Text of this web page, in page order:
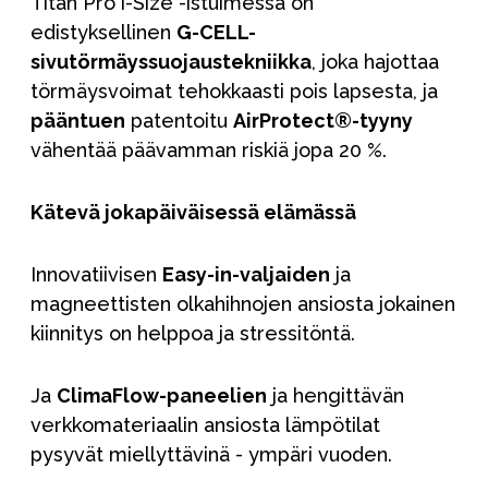
edistyksellinen G-CELL-
sivutörmäyssuojaustekniikka, joka hajottaa
törmäysvoimat tehokkaasti pois lapsesta, ja
pääntuen patentoitu AirProtect®-tyyny
vähentää päävamman riskiä jopa 20 %.
Kätevä jokapäiväisessä elämässä
Innovatiivisen Easy-in-valjaiden ja
magneettisten olkahihnojen ansiosta jokainen
kiinnitys on helppoa ja stressitöntä.
Ja ClimaFlow-paneelien ja hengittävän
verkkomateriaalin ansiosta lämpötilat
pysyvät miellyttävinä - ympäri vuoden.